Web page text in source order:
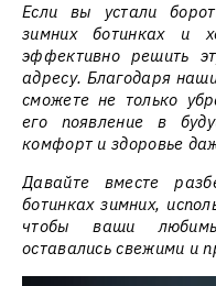
Если вы устали
зимних ботинках и
эффективно решить
адресу. Благодаря
сможете не только
его появление в
комфорт и здоровье
Давайте вместе
ботинках зимних,
чтобы ваши
оставались свежими и